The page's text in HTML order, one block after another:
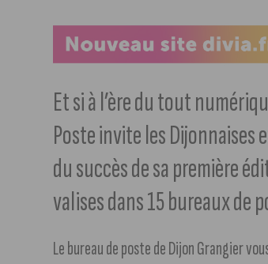
Et si à l’ère du tout
Poste invite les Dijonnaises
du succès de sa première
valises dans 15 bureaux de
Le bureau de poste de Dijon Grangier